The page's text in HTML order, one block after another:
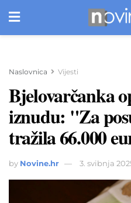
Naslovnica Vijesti
Bjelovarčanka
iznudu: "Za
tražila 66.000
by Novine.hr 3. svibnja